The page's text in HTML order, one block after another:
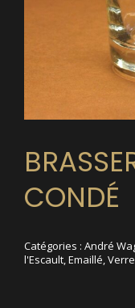
CONDÉ
Catégories : André
l'Escault,Emaillé,Verre